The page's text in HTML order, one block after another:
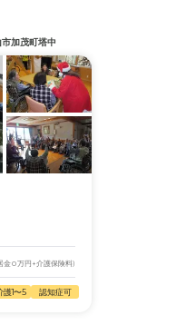
加茂町塔中
金0万円 +介護保険料)
護1〜5 認知症可